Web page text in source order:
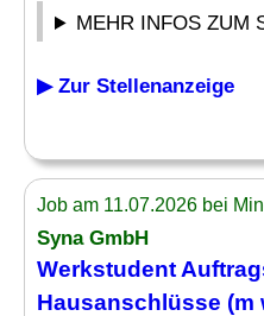
MEHR INFOS ZUM
▶ Zur Stellenanzeige
Job am 11.07.2026 bei
Syna GmbH
Werkstudent
Hausanschlüsse (m